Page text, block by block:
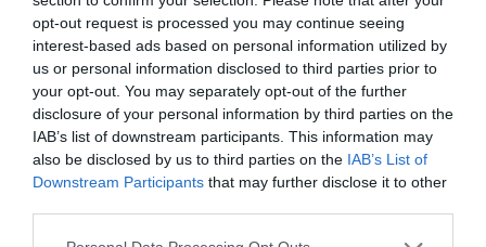
opt-out request is processed you may continue seeing
interest-based ads based on personal information utilized by
us or personal information disclosed to third parties prior to
your opt-out. You may separately opt-out of the further
disclosure of your personal information by third parties on the
IAB’s list of downstream participants. This information may
also be disclosed by us to third parties on the IAB’s List of
Downstream Participants that may further disclose it to other
Please note that this website/app uses one or more Google
fijándose en 0.96€, un descenso del 95.56%.
Otros productos sin alcohol, como el licor de
manzana verde sin alcohol Frutaysol,
también han tenido un ajuste importante,
del 96.00%. Sin embargo, la bandeja de Pera